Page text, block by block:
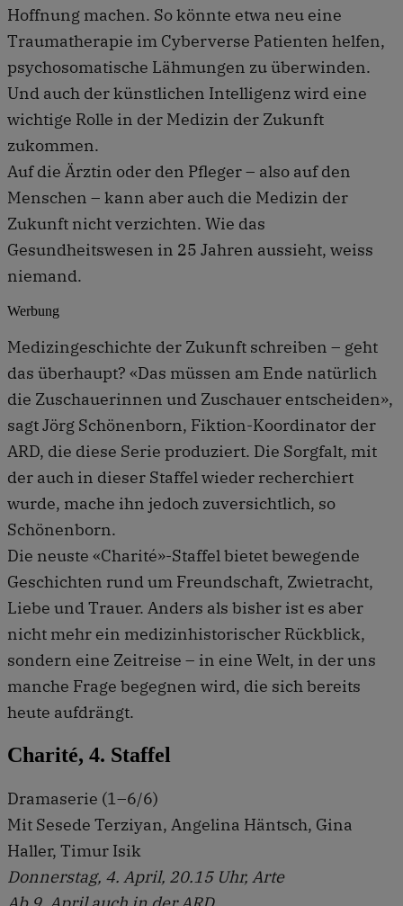
Hoffnung machen. So könnte etwa neu eine
Traumatherapie im Cyberverse Patienten helfen,
psychosomatische Lähmungen zu überwinden.
Und auch der künstlichen Intelligenz wird eine
wichtige Rolle in der Medizin der Zukunft
zukommen.
Auf die Ärztin oder den Pfleger – also auf den
Menschen – kann aber auch die Medizin der
Zukunft nicht verzichten. Wie das
Gesundheitswesen in 25 Jahren aussieht, weiss
niemand.
Werbung
Medizingeschichte der Zukunft schreiben – geht
das überhaupt? «Das müssen am Ende natürlich
die Zuschauerinnen und Zuschauer entscheiden»,
sagt Jörg Schönenborn, Fiktion-Koordinator der
ARD, die diese Serie produziert. Die Sorgfalt, mit
der auch in dieser Staffel wieder recherchiert
wurde, mache ihn jedoch zuversichtlich, so
Schönenborn.
Die neuste «Charité»-Staffel bietet bewegende
Geschichten rund um Freundschaft, Zwietracht,
Liebe und Trauer. Anders als bisher ist es aber
nicht mehr ein medizinhistorischer Rückblick,
sondern eine Zeitreise – in eine Welt, in der uns
manche Frage begegnen wird, die sich bereits
heute aufdrängt.
Charité, 4. Staffel
Dramaserie (1–6/6)
Mit Sesede Terziyan, Angelina Häntsch, Gina
Haller, Timur Isik
Donnerstag, 4. April, 20.15 Uhr, Arte